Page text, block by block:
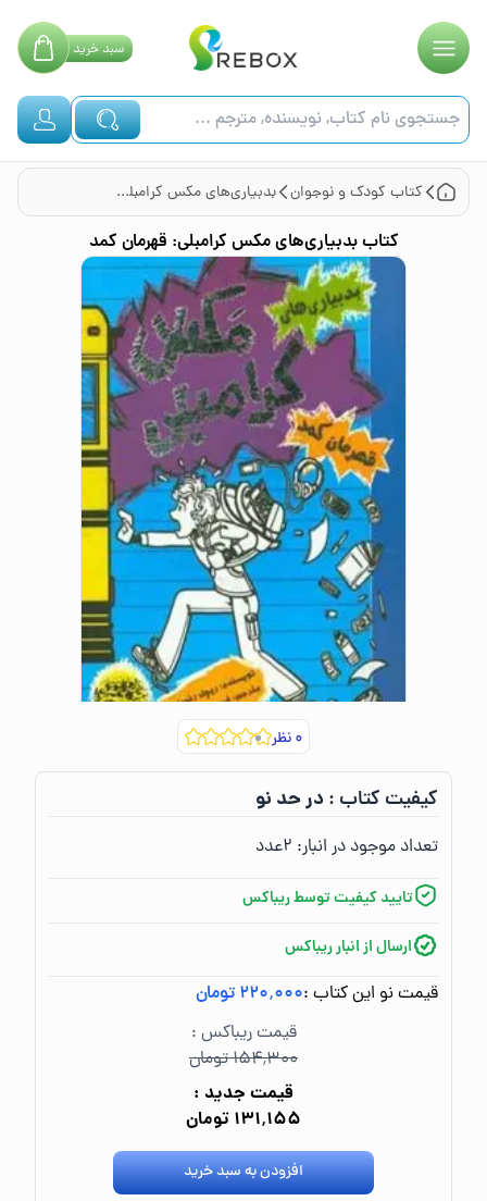
سبدخرید
کتاب کودک و نوجوان بدبیاری‌های مکس کرامبلی: قهرمان کمد
کتاببدبیاری‌های مکس کرامبلی: قهرمان کمد
۰نظر
کیفیت کتاب :‌در حد نو
تعداد موجود در انبار:‌ ۲عدد
تایید کیفیت توسط ریباکس
ارسال از انبار ریباکس
قیمت نو این کتاب :۲۲۰٬۰۰۰ تومان
قیمت ریباکس :
۱۵۴٬۳۰۰ تومان
قیمت جدید :
۱۳۱٬۱۵۵ تومان
افزودن به سبد خرید